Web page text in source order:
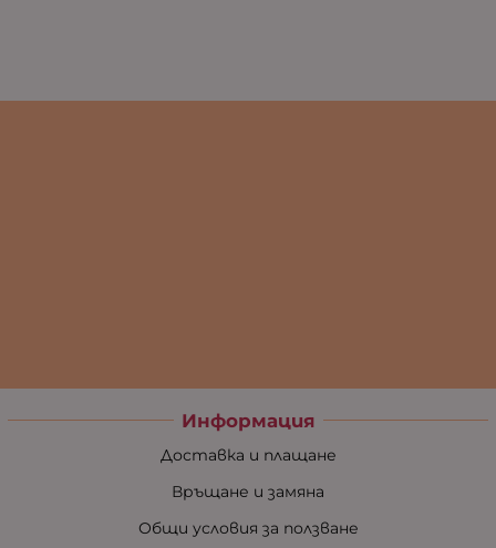
Информация
Доставка и плащане
Връщане и замяна
Общи условия за ползване